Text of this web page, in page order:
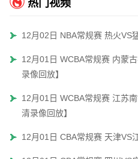
热门视频
12月02日 NBA常规赛 热火VS
12月01日 WCBA常规赛 内蒙
录像回放】
12月01日 WCBA常规赛 江苏
清录像回放】
12月01日 CBA常规赛 天津VS